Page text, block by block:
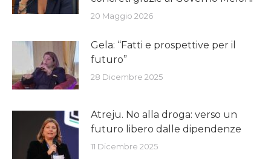
20 Maggio 2026
Gela: “Fatti e prospettive per il
futuro”
28 Dicembre 2025
Atreju. No alla droga: verso un
futuro libero dalle dipendenze
11 Dicembre 2025